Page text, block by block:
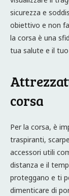
sicurezza e
obiettivo e non
la corsa è una
tua salute e il tuo
corsa
Per la corsa, è
traspiranti,
accessori utili
distanza e il
proteggano e ti
dimenticare di